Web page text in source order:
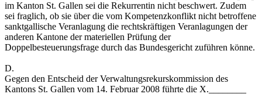
im Kanton St. Gallen sei die Rekurrentin nicht beschwert. Zudem
sei fraglich, ob sie über die vom Kompetenzkonflikt nicht betroffene
sanktgallische Veranlagung die rechtskräftigen Veranlagungen der
anderen Kantone der materiellen Prüfung der
Doppelbesteuerungsfrage durch das Bundesgericht zuführen könne.
D.
Gegen den Entscheid der Verwaltungsrekurskommission des
Kantons St. Gallen vom 14. Februar 2008 führte die X.________